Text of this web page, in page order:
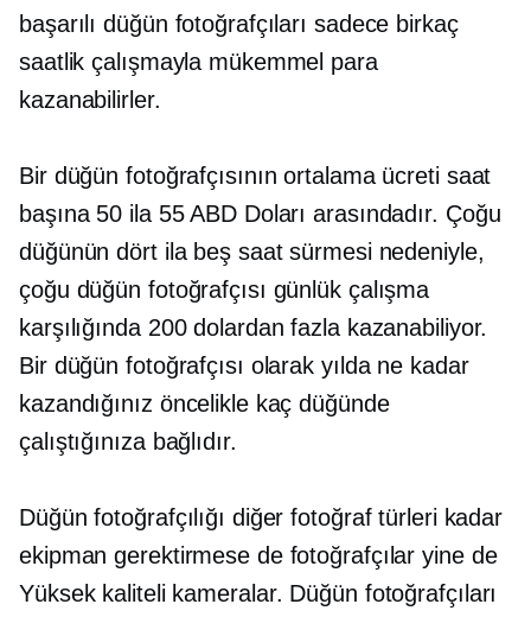
başarılı düğün fotoğrafçıları sadece birkaç
saatlik çalışmayla mükemmel para
kazanabilirler.
Bir düğün fotoğrafçısının ortalama ücreti saat
başına 50 ila 55 ABD Doları arasındadır. Çoğu
düğünün dört ila beş saat sürmesi nedeniyle,
çoğu düğün fotoğrafçısı günlük çalışma
karşılığında 200 dolardan fazla kazanabiliyor.
Bir düğün fotoğrafçısı olarak yılda ne kadar
kazandığınız öncelikle kaç düğünde
çalıştığınıza bağlıdır.
Düğün fotoğrafçılığı diğer fotoğraf türleri kadar
ekipman gerektirmese de fotoğrafçılar yine de
Yüksek kalitelikameralar. Düğün fotoğrafçıları